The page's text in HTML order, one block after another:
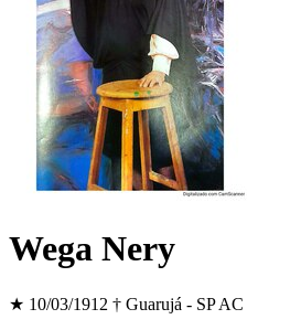
Wega Nery
★ 10/03/1912 † Guarujá - SP AC